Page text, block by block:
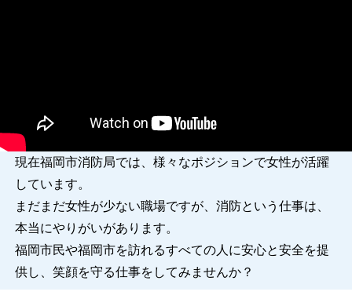
現在福岡市消防局では、様々なポジションで女性が活躍
しています。
まだまだ女性が少ない職場ですが、消防という仕事は、
本当にやりがいがあります。
福岡市民や福岡市を訪れるすべての人に安心と安全を提
供し、笑顔を守る仕事をしてみませんか？